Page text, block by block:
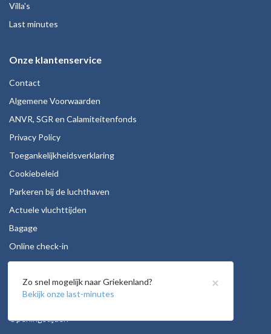
Villa's
Last minutes
Onze klantenservice
Contact
Algemene Voorwaarden
ANVR, SGR en Calamiteitenfonds
Privacy Policy
Toegankelijkheidsverklaring
Cookiebeleid
Parkeren bij de luchthaven
Actuele vluchttijden
Bagage
Online check-in
Stoelreservering
Autohuur
Vacatures
Openingstijden
×
Zo snel mogelijk naar Griekenland?
Bekijk onze last-minutes